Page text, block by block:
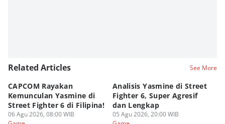
Related Articles See More
CAPCOM Rayakan
Kemunculan Yasmine di
Street Fighter 6 di Filipina!
06 Agu 2026, 08:00 WIB
Analisis Yasmine di Street
Fighter 6, Super Agresif
dan Lengkap
05 Agu 2026, 20:00 WIB